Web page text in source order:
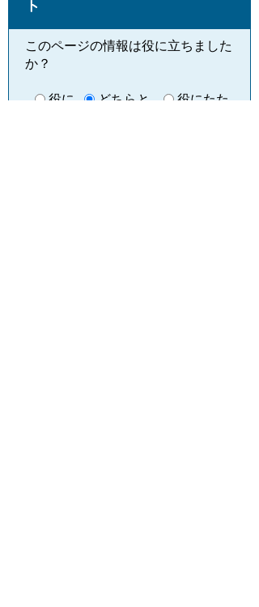
ト
このページの情報は役に立ちました
か？
役に
どちらと
役にたた